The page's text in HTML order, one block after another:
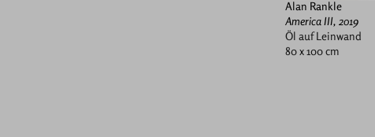
Alan Rankle
America III, 2019
Öl auf Leinwand
80 x 100 cm